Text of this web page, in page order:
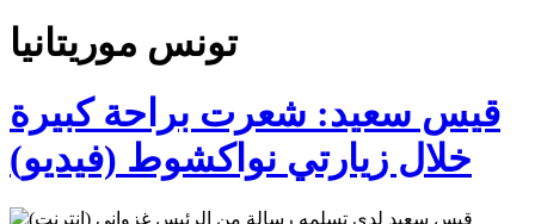
تونس موريتانيا
قيس سعيد: شعرت براحة كبيرة
خلال زيارتي نواكشوط (فيديو)